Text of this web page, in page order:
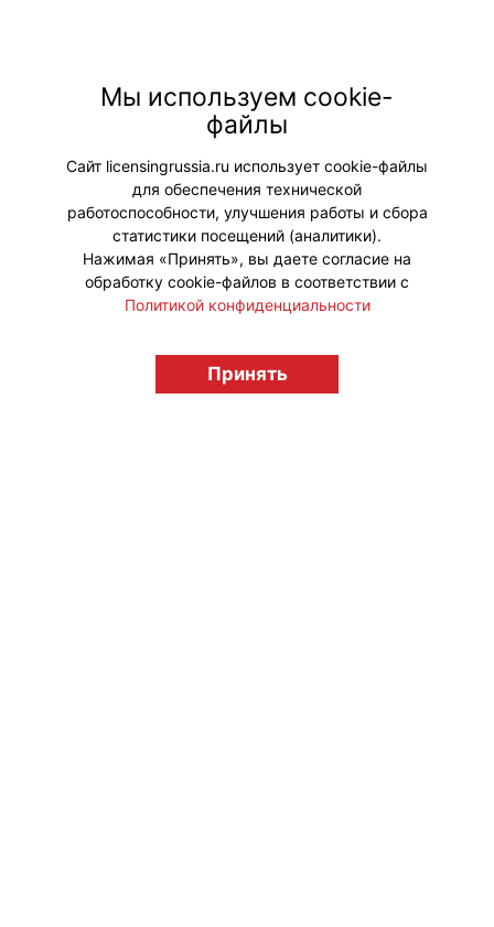
Мой мир
Вконтакте
Одноклассники
licensingrussia.ru, 2009-2026 12+
Мы используем cookie-
файлы
Сайт licensingrussia.ru использует cookie-файлы
для обеспечения технической
работоспособности, улучшения работы и сбора
статистики посещений (аналитики).
Нажимая «Принять», вы даете согласие на
обработку cookie-файлов в соответствии с
Политикой конфиденциальности
Принять